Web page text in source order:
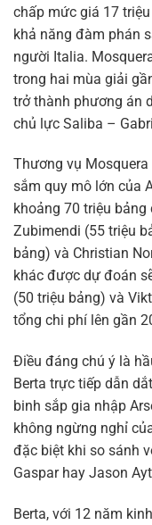
chấp mức giá 17
khả năng đàm phán
người Italia.
trong hai mùa giải
trở thành phương án
chủ lực Saliba –
Thương vụ
sắm quy mô lớn của
khoảng 70 triệu
Zubimendi (55 triệu
bảng) và Christian
khác được dự đoán
(50 triệu bảng) và
tổng chi phí lên gần
Điều đáng chú ý là
Berta trực tiếp dẫn
binh sắp gia nhập
không ngừng nghỉ
đặc biệt khi so sánh
Gaspar hay Jason
Berta, với 12 năm